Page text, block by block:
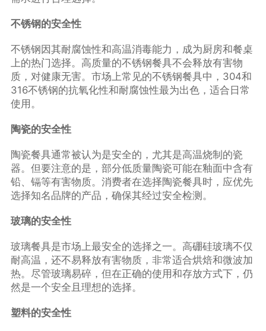
不锈钢的安全性
不锈钢因其耐腐蚀性和高温消毒能力，成为厨房和餐桌
上的热门选择。高质量的不锈钢餐具不会释放有害物
质，对健康无害。市场上常见的不锈钢餐具中，304和
316不锈钢的抗氧化性和耐腐蚀性最为出色，适合日常
使用。
陶瓷的安全性
陶瓷餐具通常被认为是安全的，尤其是高温烧制的瓷
器。但要注意的是，部分低质量陶瓷可能在釉面中含有
铅、镉等有害物质。消费者在选择陶瓷餐具时，应优先
选择知名品牌的产品，确保其经过安全检测。
玻璃的安全性
玻璃餐具是市场上最安全的选择之一。高硼硅玻璃不仅
耐高温，还不易释放有害物质，非常适合烘焙和微波加
热。尽管玻璃易碎，但在正确的使用和存放方式下，仍
然是一个安全且理想的选择。
塑料的安全性